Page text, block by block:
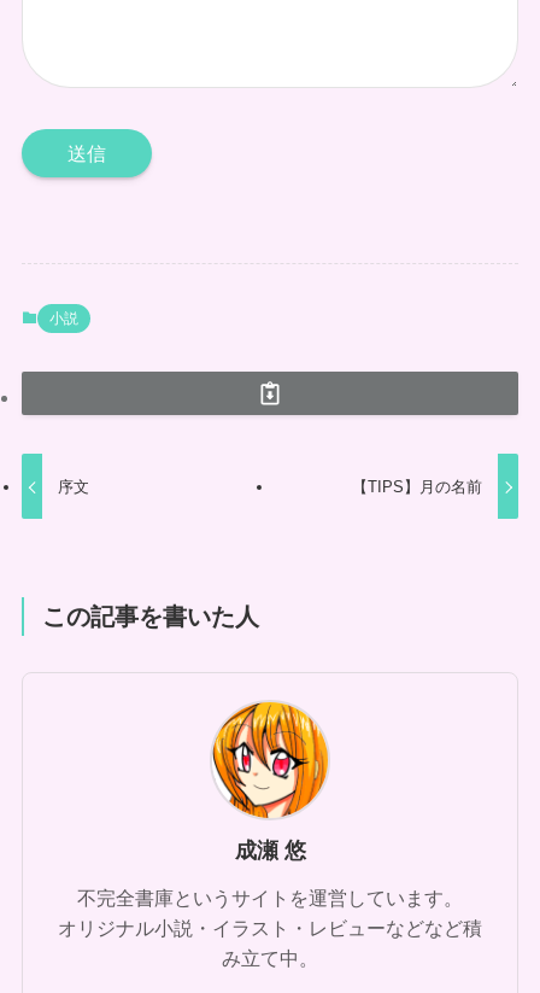
小説
序文 【TIPS】月の名前
この記事を書いた人
成瀬 悠
不完全書庫というサイトを運営しています。
オリジナル小説・イラスト・レビューなどなど積
み立て中。